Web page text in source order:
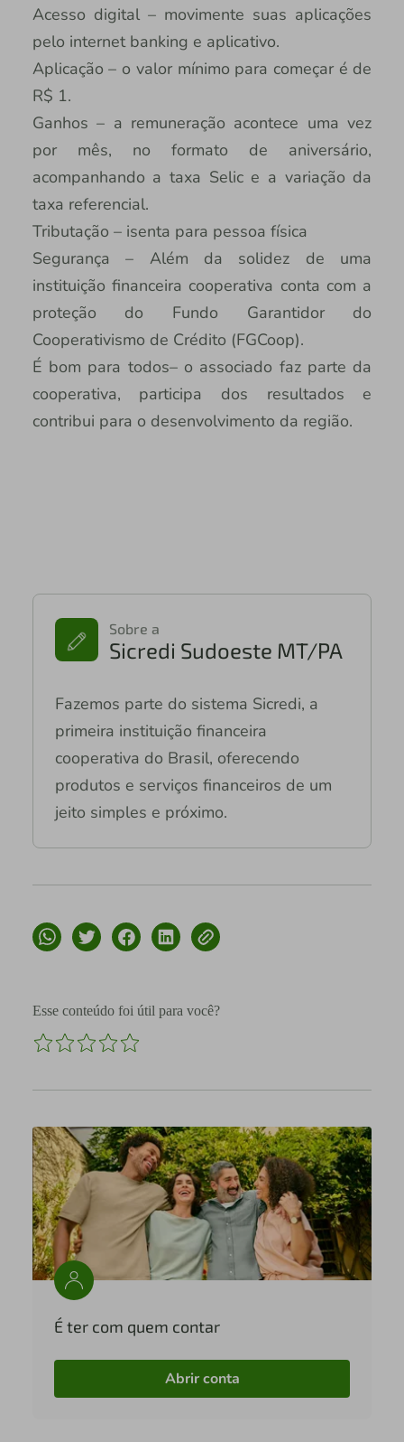
Acesso digital – movimente suas aplicações
pelo internet banking e aplicativo.
Aplicação – o valor mínimo para começar é de
R$ 1.
Ganhos – a remuneração acontece uma vez
por mês, no formato de aniversário,
acompanhando a taxa Selic e a variação da
taxa referencial.
Tributação – isenta para pessoa física
Segurança – Além da solidez de uma
instituição financeira cooperativa conta com a
proteção do Fundo Garantidor do
Cooperativismo de Crédito (FGCoop).
É bom para todos– o associado faz parte da
cooperativa, participa dos resultados e
contribui para o desenvolvimento da região.
Sobre a
Sicredi Sudoeste MT/PA
Fazemos parte do sistema Sicredi, a
primeira instituição financeira
cooperativa do Brasil, oferecendo
produtos e serviços financeiros de um
jeito simples e próximo.
Esse conteúdo foi útil para você?
É ter com quem contar
Abrir conta